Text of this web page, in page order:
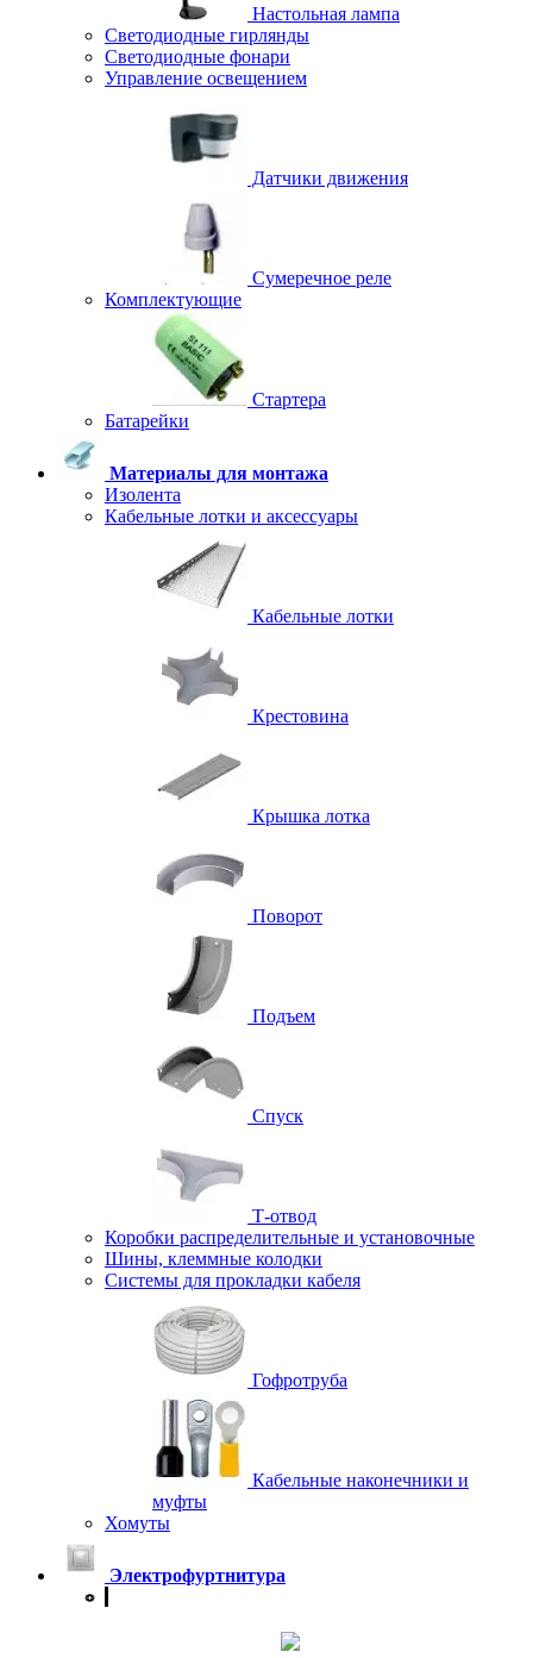
Настольная лампа
Светодиодные гирлянды
Светодиодные фонари
Управление освещением
Датчики движения
Сумеречное реле
Комплектующие
Стартера
Батарейки
Материалы для монтажа
Изолента
Кабельные лотки и аксессуары
Кабельные лотки
Крестовина
Крышка лотка
Поворот
Подъем
Спуск
Т-отвод
Коробки распределительные и установочные
Шины, клеммные колодки
Системы для прокладки кабеля
Гофротруба
Кабельные наконечники и
муфты
Хомуты
Электрофуртнитура